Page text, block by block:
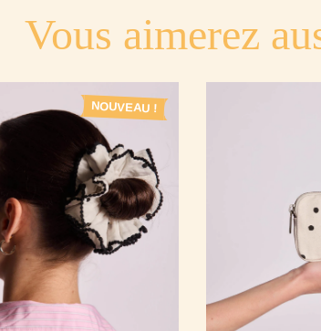
Vous aimerez
NOUVEAU !